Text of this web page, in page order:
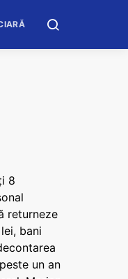
8
returneze
bani
un an